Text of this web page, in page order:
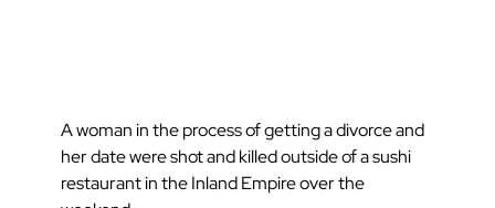
A woman in the process of getting a divorce and
her date were shot and killed outside of a sushi
restaurant in the Inland Empire over the